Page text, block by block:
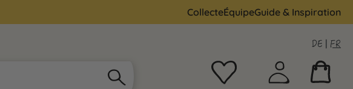
CollecteÉquipeGuide & Inspiration
DE | FR